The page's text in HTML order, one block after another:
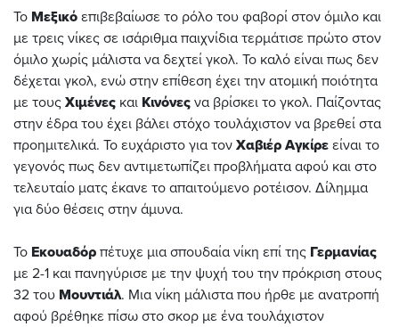
Το Μεξικό επιβεβαίωσε το ρόλο του φαβορί στον όμιλο και
με τρεις νίκες σε ισάριθμα παιχνίδια τερμάτισε πρώτο στον
όμιλο χωρίς μάλιστα να δεχτεί γκολ. Το καλό είναι πως δεν
δέχεται γκολ, ενώ στην επίθεση έχει την ατομική ποιότητα
με τους Χιμένες και Κινόνες να βρίσκει το γκολ. Παίζοντας
στην έδρα του έχει βάλει στόχο τουλάχιστον να βρεθεί στα
προημιτελικά. Το ευχάριστο για τον Χαβιέρ Αγκίρε είναι το
γεγονός πως δεν αντιμετωπίζει προβλήματα αφού και στο
τελευταίο ματς έκανε το απαιτούμενο ροτέισον. Δίλημμα
για δύο θέσεις στην άμυνα.
Το Εκουαδόρ πέτυχε μια σπουδαία νίκη επί της Γερμανίας
με 2-1 και πανηγύρισε με την ψυχή του την πρόκριση στους
32 του Μουντιάλ. Μια νίκη μάλιστα που ήρθε με ανατροπή
αφού βρέθηκε πίσω στο σκορ με ένα τουλάχιστον